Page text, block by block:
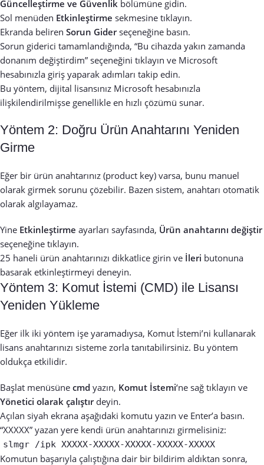
Güncelleştirme ve Güvenlik bölümüne gidin.
Sol menüden Etkinleştirme sekmesine tıklayın.
Ekranda beliren Sorun Giderseçeneğine basın.
Sorun giderici tamamlandığında, “Bu cihazda yakın zamanda
donanım değiştirdim” seçeneğini tıklayın ve Microsoft
hesabınızla giriş yaparak adımları takip edin.
Bu yöntem, dijital lisansınız Microsoft hesabınızla
ilişkilendirilmişse genellikle en hızlı çözümü sunar.
Yöntem 2: Doğru Ürün Anahtarını Yeniden
Girme
Eğer bir ürün anahtarınız (product key) varsa, bunu manuel
olarak girmek sorunu çözebilir. Bazen sistem, anahtarı otomatik
olarak algılayamaz.
Yine Etkinleştirme ayarları sayfasında, Ürün anahtarını değiştir
seçeneğine tıklayın.
25 haneli ürün anahtarınızı dikkatlice girin ve İleri butonuna
basarak etkinleştirmeyi deneyin.
Yöntem 3: Komut İstemi (CMD) ile Lisansı
Yeniden Yükleme
Eğer ilk iki yöntem işe yaramadıysa, Komut İstemi’ni kullanarak
lisans anahtarınızı sisteme zorla tanıtabilirsiniz. Bu yöntem
oldukça etkilidir.
Başlat menüsüne cmd yazın, Komut İstemi‘ne sağ tıklayın ve
Yönetici olarak çalıştırdeyin.
Açılan siyah ekrana aşağıdaki komutu yazın ve Enter’a basın.
“XXXXX” yazan yere kendi ürün anahtarınızı girmelisiniz:
slmgr /ipk XXXXX-XXXXX-XXXXX-XXXXX-XXXXX
Komutun başarıyla çalıştığına dair bir bildirim aldıktan sonra,